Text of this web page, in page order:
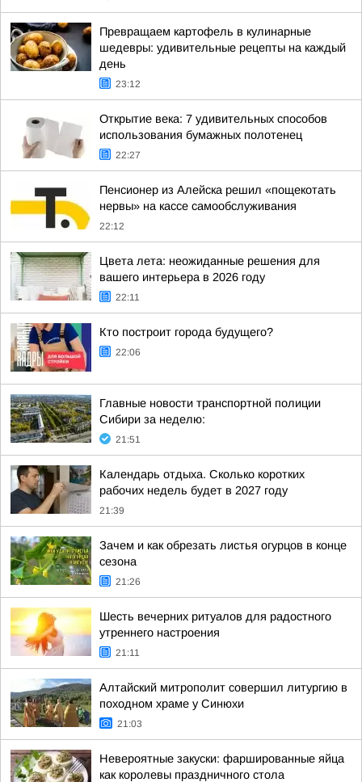
Превращаем картофель в кулинарные
шедевры: удивительные рецепты на каждый
день
23:12
Открытие века: 7 удивительных способов
использования бумажных полотенец
22:27
Пенсионер из Алейска решил «пощекотать
нервы» на кассе самообслуживания
22:12
Цвета лета: неожиданные решения для
вашего интерьера в 2026 году
22:11
Кто построит города будущего?
22:06
Главные новости транспортной полиции
Сибири за неделю:
21:51
Календарь отдыха. Сколько коротких
рабочих недель будет в 2027 году
21:39
Зачем и как обрезать листья огурцов в конце
сезона
21:26
Шесть вечерних ритуалов для радостного
утреннего настроения
21:11
Алтайский митрополит совершил литургию в
походном храме у Синюхи
21:03
Невероятные закуски: фаршированные яйца
как королевы праздничного стола